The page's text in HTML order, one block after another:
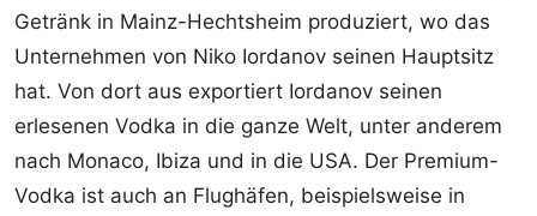
Getränk in Mainz-Hechtsheim produziert, wo das
Unternehmen von Niko Iordanov seinen Hauptsitz
hat. Von dort aus exportiert Iordanov seinen
erlesenen Vodka in die ganze Welt, unter anderem
nach Monaco, Ibiza und in die USA. Der Premium-
Vodka ist auch an Flughäfen, beispielsweise in